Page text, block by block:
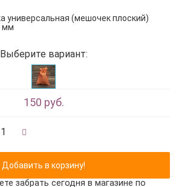
универсальная (мешочек плоский)
мм
Выберите вариант:
150 руб.
забрать сегодня в магазине по